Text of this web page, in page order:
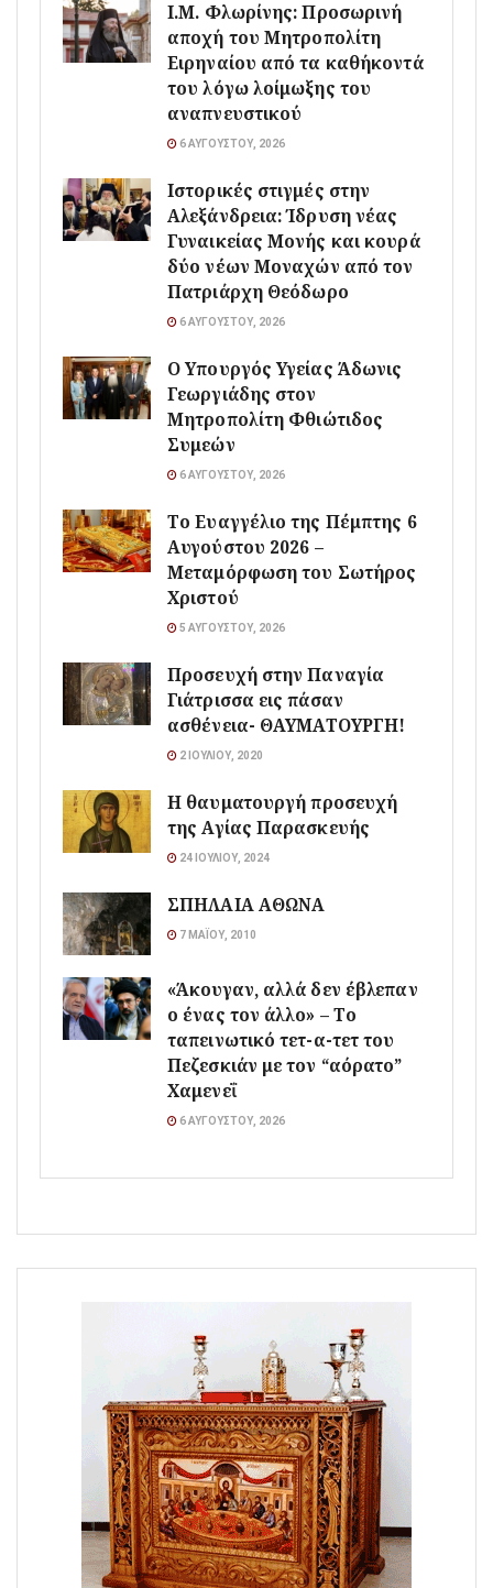
Ι.Μ. Φλωρίνης: Προσωρινή
αποχή του Μητροπολίτη
Ειρηναίου από τα καθήκοντά
του λόγω λοίμωξης του
αναπνευστικού
6 ΑΥΓΟΎΣΤΟΥ, 2026
Ιστορικές στιγμές στην
Αλεξάνδρεια: Ίδρυση νέας
Γυναικείας Μονής και κουρά
δύο νέων Μοναχών από τον
Πατριάρχη Θεόδωρο
6 ΑΥΓΟΎΣΤΟΥ, 2026
O Υπουργός Υγείας Άδωνις
Γεωργιάδης στον
Μητροπολίτη Φθιώτιδος
Συμεών
6 ΑΥΓΟΎΣΤΟΥ, 2026
Το Ευαγγέλιο της Πέμπτης 6
Αυγούστου 2026 –
Μεταμόρφωση του Σωτήρος
Χριστού
5 ΑΥΓΟΎΣΤΟΥ, 2026
Προσευχή στην Παναγία
Γιάτρισσα εις πάσαν
ασθένεια- ΘΑΥΜΑΤΟΥΡΓΗ!
2 ΙΟΥΛΊΟΥ, 2020
Η θαυματουργή προσευχή
της Αγίας Παρασκευής
24 ΙΟΥΛΊΟΥ, 2024
ΣΠΗΛΑΙΑ ΑΘΩΝΑ
7 ΜΑΪ́ΟΥ, 2010
«Άκουγαν, αλλά δεν έβλεπαν
ο ένας τον άλλο» – Το
ταπεινωτικό τετ-α-τετ του
Πεζεσκιάν με τον “αόρατο”
Χαμενεΐ
6 ΑΥΓΟΎΣΤΟΥ, 2026